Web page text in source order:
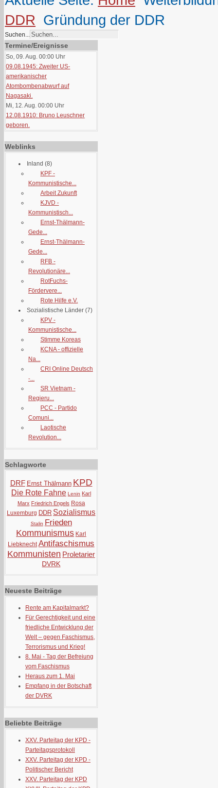
DDR Gründung der DDR
Suchen...
Termine/Ereignisse
So, 09. Aug. 00:00 Uhr
09.08.1945: Zweiter US-
amerikanischer
Atombombenabwurf auf
Nagasaki.
Mi, 12. Aug. 00:00 Uhr
12.08.1910: Bruno Leuschner
geboren.
Weblinks
Inland (8)
KPF -
Kommunistische...
Arbeit Zukunft
KJVD -
Kommunistisch...
Ernst-Thälmann-
Gede...
Ernst-Thälmann-
Gede...
RFB -
Revolutionäre...
RotFuchs-
Fördervere...
Rote Hilfe e.V.
Sozialistische Länder (7)
KPV -
Kommunistische...
Stimme Koreas
KCNA - offizielle
Na...
CRI Online Deutsch
-...
SR Vietnam -
Regieru...
PCC - Partido
Comuni...
Laotische
Revolution...
Schlagworte
DRF Ernst Thälmann KPD
Die Rote Fahne Lenin Karl
Marx Friedrich Engels Rosa
Luxemburg DDR Sozialismus
Stalin Frieden
Kommunismus Karl
Liebknecht Antifaschismus
Kommunisten Proletarier
DVRK
Neueste Beiträge
Rente am Kapitalmarkt?
Für Gerechtigkeit und eine
friedliche Entwicklung der
Welt – gegen Faschismus,
Terrorismus und Krieg!
8. Mai - Tag der Befreiung
vom Faschismus
Heraus zum 1. Mai
Empfang in der Botschaft
der DVRK
Beliebte Beiträge
XXV. Parteitag der KPD -
Parteitagsprotokoll
XXV. Parteitag der KPD -
Politischer Bericht
XXV. Parteitag der KPD